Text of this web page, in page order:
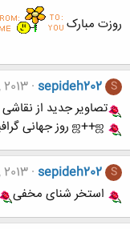
روزت مبارک
S
sepideh202
تصاویر جدید از
S
sepideh202
استخر شنای مخفی